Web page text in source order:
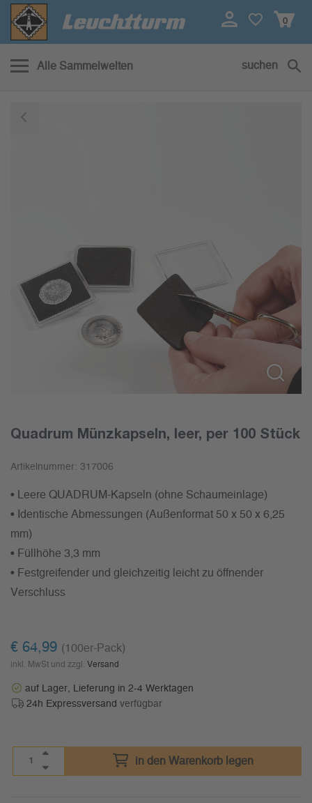
0
Alle Sammelwelten suchen
Quadrum Münzkapseln, leer, per 100 Stück
Artikelnummer: 317006
• Leere QUADRUM-Kapseln (ohne Schaumeinlage)
• Identische Abmessungen (Außenformat 50 x 50 x 6,25
mm)
• Füllhöhe 3,3 mm
• Festgreifender und gleichzeitig leicht zu öffnender
Verschluss
€ 64,99 (100er-Pack)
inkl. MwSt und zzgl. Versand
auf Lager, Lieferung in 2-4 Werktagen
24h Expressversand verfügbar
in den Warenkorb legen